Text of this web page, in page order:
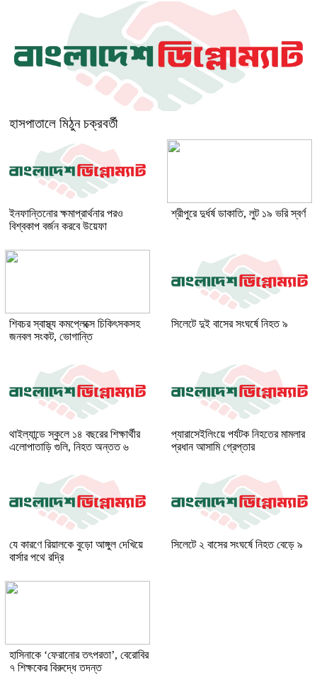
হাসপাতালে মিঠুন চক্রবর্তী
ইনফান্তিনোর ক্ষমাপ্রার্থনার পরও
বিশ্বকাপ বর্জন করবে উয়েফা
শ্রীপুরে দুর্ধর্ষ ডাকাতি, লুট ১৯ ভরি স্বর্ণ
শিবচর স্বাস্থ্য কমপ্লেক্সে চিকিৎসকসহ
জনবল সংকট, ভোগান্তি
সিলেটে দুই বাসের সংঘর্ষে নিহত ৯
থাইল্যান্ডে স্কুলে ১৪ বছরের শিক্ষার্থীর
এলোপাতাড়ি গুলি, নিহত অন্তত ৬
প্যারাসেইলিংয়ে পর্যটক নিহতের মামলার
প্রধান আসামি গ্রেপ্তার
যে কারণে রিয়ালকে বুড়ো আঙ্গুল দেখিয়ে
বার্সার পথে রদ্রি
সিলেটে ২ বাসের সংঘর্ষে নিহত বেড়ে ৯
হাসিনাকে ‘ফেরানোর তৎপরতা’, বেরোবির
৭ শিক্ষকের বিরুদ্ধে তদন্ত